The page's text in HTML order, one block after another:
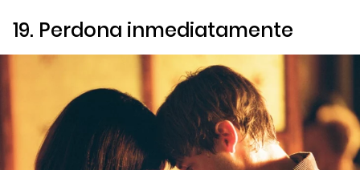
19. Perdona inmediatamente